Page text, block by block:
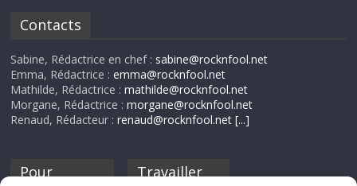
Contacts
Sabine, Rédactrice en chef : sabine@rocknfool.net
Emma, Rédactrice :emma@rocknfool.net
Mathilde, Rédactrice :mathilde@rocknfool.net
Morgane, Rédactrice :morgane@rocknfool.net
Renaud, Rédacteur :renaud@rocknfool.net [...]
Pour
Travailler